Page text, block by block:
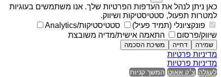
כאן ניתן לנהל את העדפות הפרטיות שלך. אנו משתמשים בעוגיות
למטרות תפעול, סטטיסטיקות ושיווק.
פונקציונלי (תמיד פעיל)
סטטיסטיקות/Analytics
שיווק/פרסום
התאמה אישית/מדיה משובצת
שמירה דחייה משיכת הסכמה
מדיניות פרטיות
מדיניות פרטיות
לעגלה צ׳ק אאוט המשך קניות